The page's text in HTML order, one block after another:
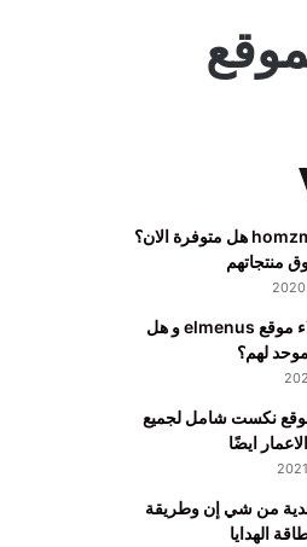
فروع homzmart هل متوفرة الان؟
منتجاتهم
خدمة عملاء موقع elmenus و هل
لهم؟
نكست شامل لجميع
ايضًا
من شي إن وطريقة
الهدايا